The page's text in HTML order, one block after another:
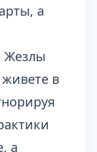
а
Жезлы
в
а